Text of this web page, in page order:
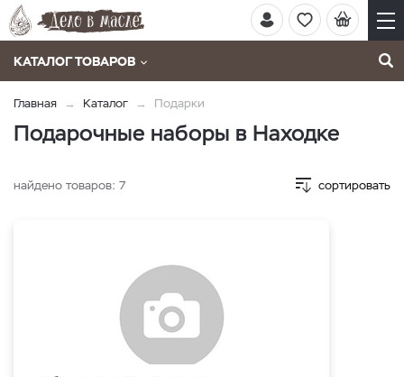
КАТАЛОГ ТОВАРОВ
Главная Каталог Подарки
Подарочные наборы в Находке
найдено товаров: 7 сортировать